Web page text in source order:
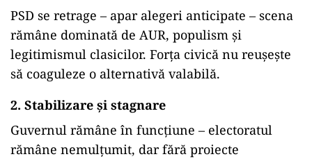
PSD se retrage – apar alegeri anticipate – scena
rămâne dominată de AUR, populism și
legitimismul clasicilor. Forța civică nu reușește
să coaguleze o alternativă valabilă.
2. Stabilizare și stagnare
Guvernul rămâne în funcțiune – electoratul
rămâne nemulțumit, dar fără proiecte